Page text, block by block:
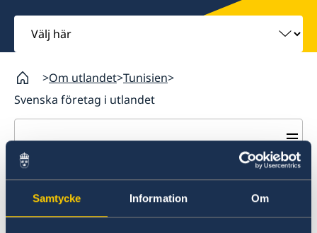
Samtycke Information Om
Välj
här
Om utlandet Tunisien
Svenska företag i utlandet
Tunisien
Rösta i Tunisien
Rösta i Tunisien
Reseinformation
Svenska företag i utlandet